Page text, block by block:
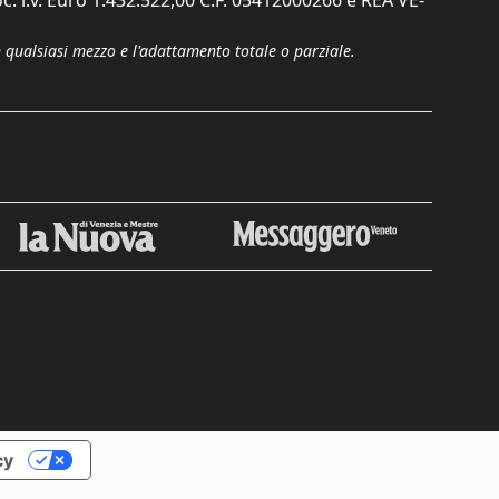
mezzo e l'adattamento totale o parziale.